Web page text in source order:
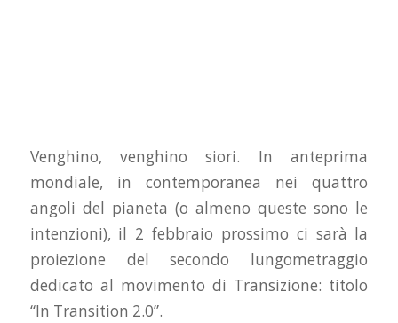
Venghino, venghino siori. In anteprima
mondiale, in contemporanea nei quattro
angoli del pianeta (o almeno queste sono le
intenzioni), il 2 febbraio prossimo ci sarà la
proiezione del secondo lungometraggio
dedicato al movimento di Transizione: titolo
“In Transition 2.0”.